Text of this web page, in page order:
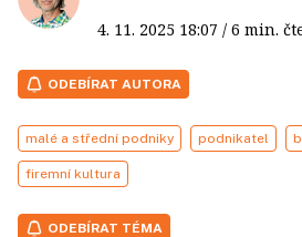
4. 11. 2025 18:07 / 6 min.
ODEBÍRAT AUTORA
malé a střední podniky podnikatel
firemní kultura
ODEBÍRAT TÉMA